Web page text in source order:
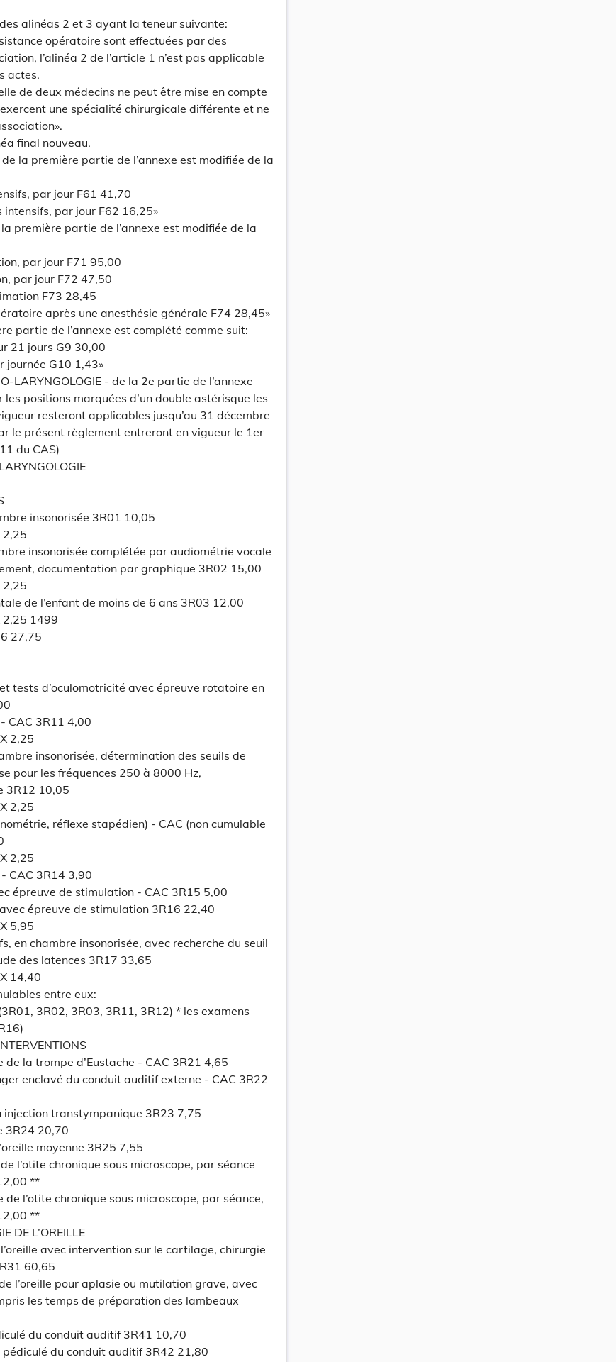
alinéas 2 et 3 ayant la teneur suivante:
opératoire sont effectuées par des
l’alinéa 2 de l’article 1 n’est pas applicable
actes.
de deux médecins ne peut être mise en compte
une spécialité chirurgicale différente et ne
final nouveau.
la première partie de l’annexe est modifiée de la
par jour F61 41,70
par jour F62 16,25»
première partie de l’annexe est modifiée de la
par jour F71 95,00
par jour F72 47,50
F73 28,45
après une anesthésie générale F74 28,45»
partie de l’annexe est complété comme suit:
21 jours G9 30,00
journée G10 1,43»
LARYNGOLOGIE - de la 2e partie de l’annexe
positions marquées d’un double astérisque les
resteront applicables jusqu’au 31 décembre
le présent règlement entreront en vigueur le 1er
du CAS)
insonorisée 3R01 10,05
2,25
insonorisée complétée par audiométrie vocale
documentation par graphique 3R02 15,00
2,25
de l’enfant de moins de 6 ans 3R03 12,00
2,25 1499
27,75
tests d’oculomotricité avec épreuve rotatoire en
CAC 3R11 4,00
2,25
insonorisée, détermination des seuils de
pour les fréquences 250 à 8000 Hz,
3R12 10,05
2,25
réflexe stapédien) - CAC (non cumulable
2,25
CAC 3R14 3,90
épreuve de stimulation - CAC 3R15 5,00
épreuve de stimulation 3R16 22,40
5,95
en chambre insonorisée, avec recherche du seuil
des latences 3R17 33,65
14,40
entre eux:
3R02, 3R03, 3R11, 3R12) * les examens
la trompe d’Eustache - CAC 3R21 4,65
enclavé du conduit auditif externe - CAC 3R22
injection transtympanique 3R23 7,75
3R24 20,70
moyenne 3R25 7,55
l’otite chronique sous microscope, par séance
**
l’otite chronique sous microscope, par séance,
**
DE L’OREILLE
avec intervention sur le cartilage, chirurgie
60,65
l’oreille pour aplasie ou mutilation grave, avec
les temps de préparation des lambeaux
du conduit auditif 3R41 10,70
pédiculé du conduit auditif 3R42 21,80